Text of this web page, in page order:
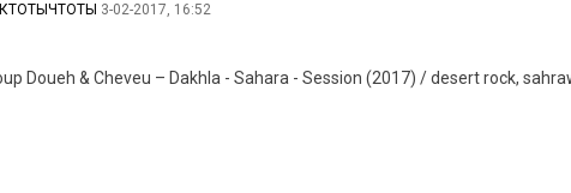
КТОТЫЧТОТЫ 3-02-2017, 16:52